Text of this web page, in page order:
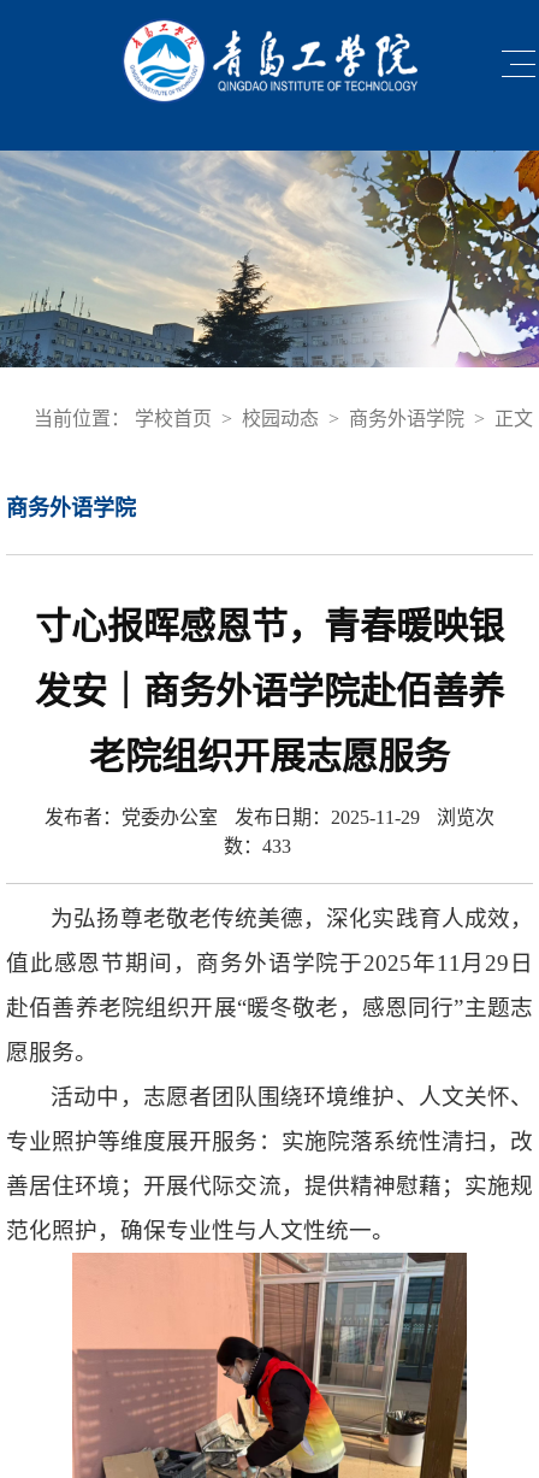
当前位置： 学校首页 > 校园动态 > 商务外语学院 > 正文
商务外语学院
寸心报晖感恩节，青春暖映银
发安｜商务外语学院赴佰善养
老院组织开展志愿服务
发布者：党委办公室 发布日期：2025-11-29
浏览次
数： 433
为弘扬尊老敬老传统美德，深化实践育人成效，
值此感恩节期间，商务外语学院于2025年11月29日
赴佰善养老院组织开展“暖冬敬老，感恩同行”主题志
愿服务。
活动中，志愿者团队围绕环境维护、人文关怀、
专业照护等维度展开服务：实施院落系统性清扫，改
善居住环境；开展代际交流，提供精神慰藉；实施规
范化照护，确保专业性与人文性统一。